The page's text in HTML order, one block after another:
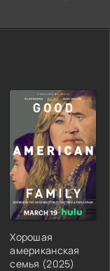
Хорошая
американская
семья (2025)